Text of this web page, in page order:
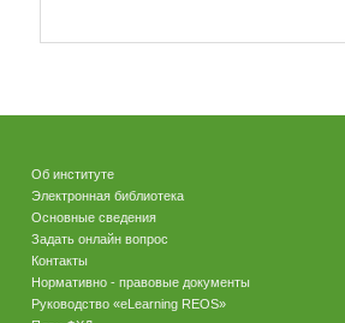
Об институте
Электронная библиотека
Основные сведения
Задать онлайн вопрос
Контакты
Нормативно - правовые документы
Руководство «eLearning REOS»